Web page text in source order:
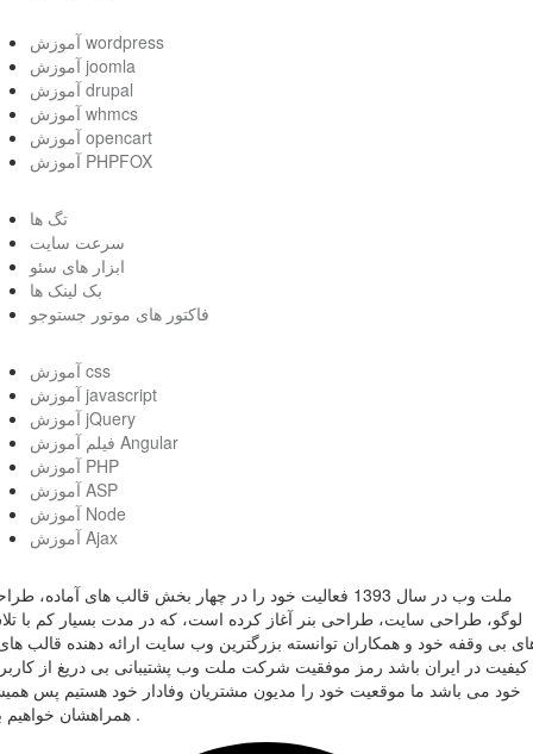
آموزش wordpress
آموزش joomla
آموزش drupal
آموزش whmcs
آموزش opencart
آموزش PHPFOX
تگ ها
سرعت سایت
ابزار های سئو
بک لینک ها
فاکتور های موتور جستوجو
آموزش css
آموزش javascript
آموزش jQuery
فیلم آموزش Angular
آموزش PHP
آموزش ASP
آموزش Node
آموزش Ajax
ملت وب در سال 1393 فعالیت خود را در چهار بخش قالب های آماده،
لوگو، طراحی سایت، طراحی بنر آغاز کرده است، که در مدت بسیار کم با
بی وقفه خود و همکاران توانسته بزرگترین وب سایت ارائه دهنده قالب
کیفیت در ایران باشد رمز موفقیت شرکت ملت وب پشتیبانی بی دریغ از
خود می باشد ما موقعیت خود را مدیون مشتریان وفادار خود هستیم پس
همراهشان خواهیم بود .